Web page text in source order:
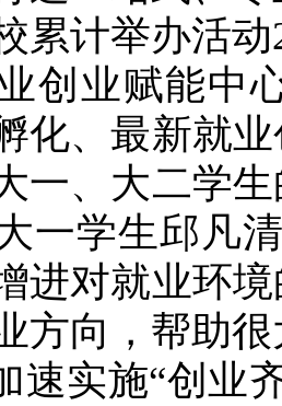
累计举办活
创业赋能中
化、最新就
一、大二学
一学生邱凡
进对就业环
方向，帮助很
速实施“创业